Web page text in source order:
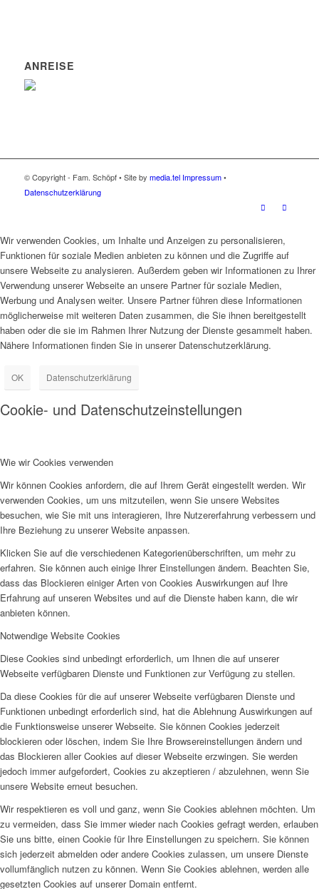
ANREISE
© Copyright - Fam. Schöpf • Site by media.tel Impressum•
Datenschutzerklärung
Wir verwenden Cookies, um Inhalte und Anzeigen zu personalisieren,
Funktionen für soziale Medien anbieten zu können und die Zugriffe auf
unsere Webseite zu analysieren. Außerdem geben wir Informationen zu Ihrer
Verwendung unserer Webseite an unsere Partner für soziale Medien,
Werbung und Analysen weiter. Unsere Partner führen diese Informationen
möglicherweise mit weiteren Daten zusammen, die Sie ihnen bereitgestellt
haben oder die sie im Rahmen Ihrer Nutzung der Dienste gesammelt haben.
Nähere Informationen finden Sie in unserer Datenschutzerklärung.
OK Datenschutzerklärung
Cookie- und Datenschutzeinstellungen
Wie wir Cookies verwenden
Wir können Cookies anfordern, die auf Ihrem Gerät eingestellt werden. Wir
verwenden Cookies, um uns mitzuteilen, wenn Sie unsere Websites
besuchen, wie Sie mit uns interagieren, Ihre Nutzererfahrung verbessern und
Ihre Beziehung zu unserer Website anpassen.
Klicken Sie auf die verschiedenen Kategorienüberschriften, um mehr zu
erfahren. Sie können auch einige Ihrer Einstellungen ändern. Beachten Sie,
dass das Blockieren einiger Arten von Cookies Auswirkungen auf Ihre
Erfahrung auf unseren Websites und auf die Dienste haben kann, die wir
anbieten können.
Notwendige Website Cookies
Diese Cookies sind unbedingt erforderlich, um Ihnen die auf unserer
Webseite verfügbaren Dienste und Funktionen zur Verfügung zu stellen.
Da diese Cookies für die auf unserer Webseite verfügbaren Dienste und
Funktionen unbedingt erforderlich sind, hat die Ablehnung Auswirkungen auf
die Funktionsweise unserer Webseite. Sie können Cookies jederzeit
blockieren oder löschen, indem Sie Ihre Browsereinstellungen ändern und
das Blockieren aller Cookies auf dieser Webseite erzwingen. Sie werden
jedoch immer aufgefordert, Cookies zu akzeptieren / abzulehnen, wenn Sie
unsere Website erneut besuchen.
Wir respektieren es voll und ganz, wenn Sie Cookies ablehnen möchten. Um
zu vermeiden, dass Sie immer wieder nach Cookies gefragt werden, erlauben
Sie uns bitte, einen Cookie für Ihre Einstellungen zu speichern. Sie können
sich jederzeit abmelden oder andere Cookies zulassen, um unsere Dienste
vollumfänglich nutzen zu können. Wenn Sie Cookies ablehnen, werden alle
gesetzten Cookies auf unserer Domain entfernt.